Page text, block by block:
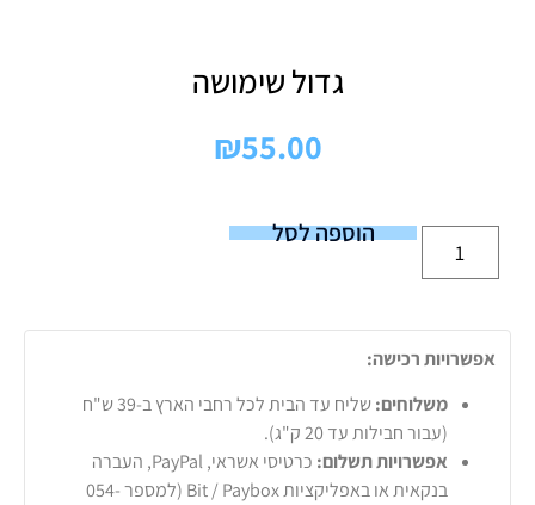
גדול שימושה
₪55.00
הוספה לסל
אפשרויות רכישה:
משלוחים:
שליח עד הבית לכל רחבי הארץ ב-39 ש"ח
(עבור חבילות עד 20 ק"ג).
אפשרויות תשלום:
כרטיסי אשראי, PayPal, העברה
בנקאית או באפליקציות Bit / Paybox (למספר 054-